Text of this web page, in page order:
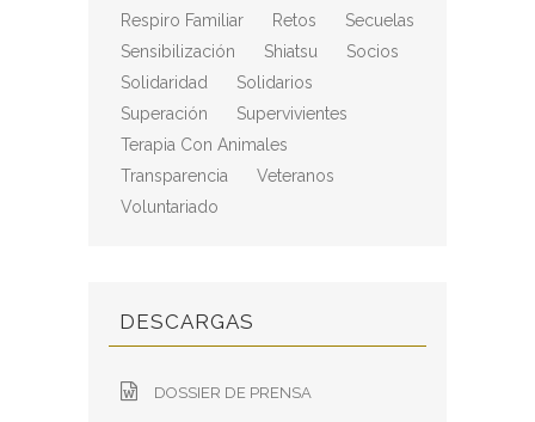
Respiro Familiar
Retos
Secuelas
Sensibilización
Shiatsu
Socios
Solidaridad
Solidarios
Superación
Supervivientes
Terapia Con Animales
Transparencia
Veteranos
Voluntariado
DESCARGAS
DOSSIER DE PRENSA